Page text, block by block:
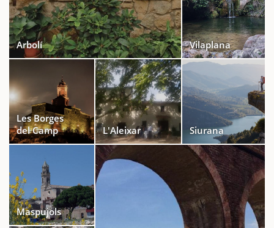
Arbolí Vilaplana
Les Borges
del Camp
L'Aleixar Siurana
Maspujols